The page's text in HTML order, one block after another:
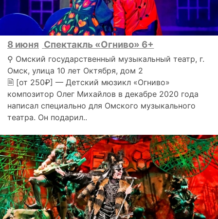
8 июня Спектакль «Огниво» 6+
⚲ Омский государственный музыкальный театр, г.
Омск, улица 10 лет Октября, дом 2
🗎 [от 250₽] — Детский мюзикл «Огниво»
композитор Олег Михайлов в декабре 2020 года
написал специально для Омского музыкального
театра. Он подарил..